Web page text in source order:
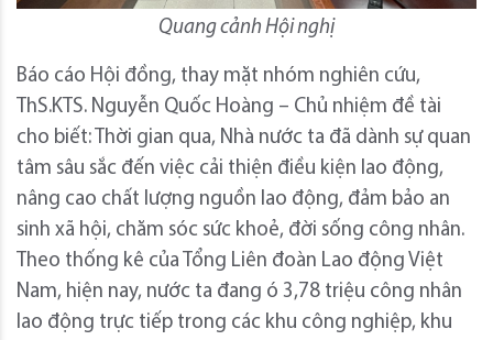
Quang cảnh Hội nghị
Báo cáo Hội đồng, thay mặt nhóm nghiên cứu,
ThS.KTS. Nguyễn Quốc Hoàng – Chủ nhiệm đề tài
cho biết: Thời gian qua, Nhà nước ta đã dành sự quan
tâm sâu sắc đến việc cải thiện điều kiện lao động,
nâng cao chất lượng nguồn lao động, đảm bảo an
sinh xã hội, chăm sóc sức khoẻ, đời sống công nhân.
Theo thống kê của Tổng Liên đoàn Lao động Việt
Nam, hiện nay, nước ta đang ó 3,78 triệu công nhân
lao động trực tiếp trong các khu công nghiệp, khu